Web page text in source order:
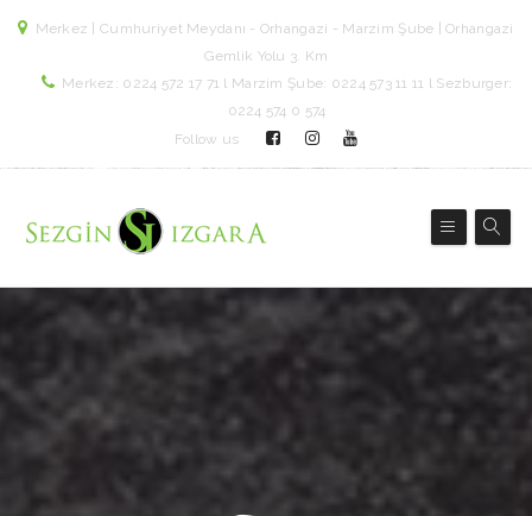
Merkez | Cumhuriyet Meydanı - Orhangazi - Marzim Şube | Orhangazi
Gemlik Yolu 3. Km
Merkez: 0224 572 17 71 l Marzim Şube: 0224 573 11 11 l Sezburger:
0224 574 0 574
Follow us